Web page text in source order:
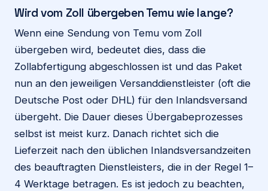
Wird vom Zoll übergeben Temu wie lange?
Wenn eine Sendung von Temu vom Zoll
übergeben wird, bedeutet dies, dass die
Zollabfertigung abgeschlossen ist und das Paket
nun an den jeweiligen Versanddienstleister (oft die
Deutsche Post oder DHL) für den Inlandsversand
übergeht. Die Dauer dieses Übergabeprozesses
selbst ist meist kurz. Danach richtet sich die
Lieferzeit nach den üblichen Inlandsversandzeiten
des beauftragten Dienstleisters, die in der Regel 1–
4 Werktage betragen. Es ist jedoch zu beachten,